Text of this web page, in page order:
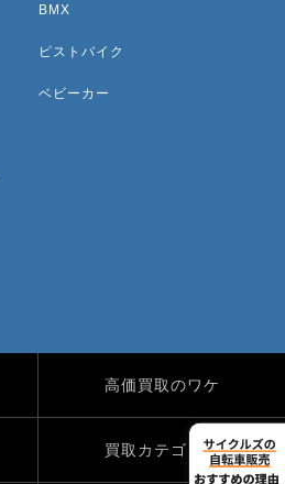
BMX
ピストバイク
ベビーカー
高価買取のワケ
買取カテゴリー